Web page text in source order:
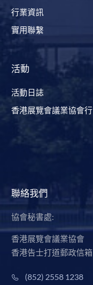
行業資訊
實用聯繫
活動
活動日誌
香港展覽會議業協會
聯絡我們
協會秘書處:
香港展覽會議業協會
香港告士打道郵政信
(852) 2558 1238